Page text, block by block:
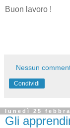
Buon lavoro !
Nessun
Condividi
lunedì 25
Gli